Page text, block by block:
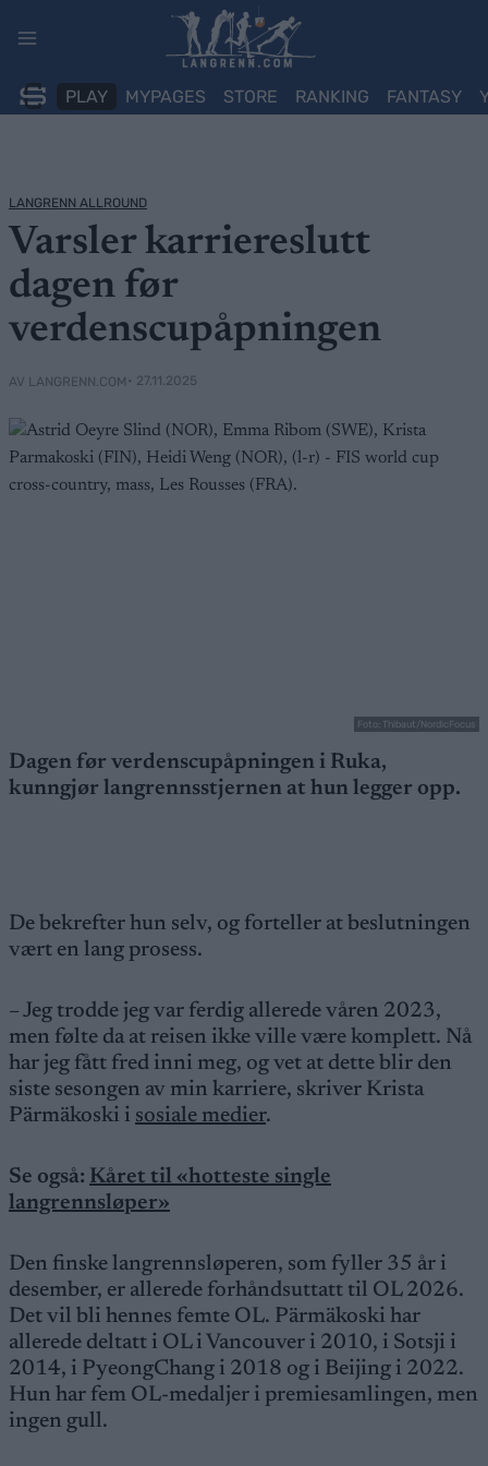
PLAY MYPAGES STORE RANKING FANTASY
LANGRENN ALLROUND
Varsler karriereslutt
dagen før
verdenscupåpningen
AV LANGRENN.COM • 27.11.2025
Foto: Thibaut/NordicFocus
Dagen før verdenscupåpningen i Ruka,
kunngjør langrennsstjernen at hun legger opp.
De bekrefter hun selv, og forteller at beslutningen
vært en lang prosess.
– Jeg trodde jeg var ferdig allerede våren 2023,
men følte da at reisen ikke ville være komplett. Nå
har jeg fått fred inni meg, og vet at dette blir den
siste sesongen av min karriere, skriver Krista
Pärmäkoski i sosiale medier.
Se også: Kåret til «hotteste single
langrennsløper»
Den finske langrennsløperen, som fyller 35 år i
desember, er allerede forhåndsuttatt til OL 2026.
Det vil bli hennes femte OL. Pärmäkoski har
allerede deltatt i OL i Vancouver i 2010, i Sotsji i
2014, i PyeongChang i 2018 og i Beijing i 2022.
Hun har fem OL-medaljer i premiesamlingen, men
ingen gull.